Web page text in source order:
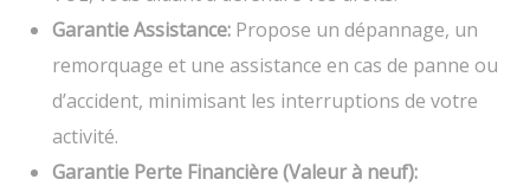
Garantie Assistance: Propose un dépannage, un
remorquage et une assistance en cas de panne ou
d’accident, minimisant les interruptions de votre
activité.
Garantie Perte Financière (Valeur à neuf):